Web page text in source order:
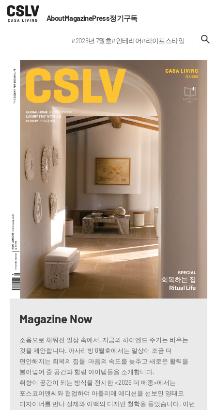
AboutMagazinePress정기구독
#2026년 7월호#인테리어#라이프스타일
Magazine Now
소음으로 채워진 일상 속에서, 지금의 하이엔드 주거는 비우는
것을 제안합니다. 까사리빙 8월호에서는 일상이 조금 더
편안해지는 회복의 집들, 마음의 속도를 늦추고 새로운 활력을
불어넣어 줄 공간과 힐링 아이템들을 소개합니다.
취향이 공간이 되는 방식을 전시한 <2026 더 메종>에서는
포스코이앤씨와 협업하여 아틀리에 에디션을 선보인 양태오
디자이너를 만나 절제와 여백의 디자인 철학을 들었습니다. 이번